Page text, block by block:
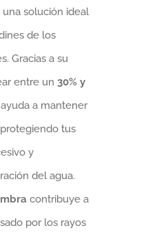
una solución ideal
de los
Gracias a su
entre un30% y
ayuda a mantener
tus
y
del agua.
contribuye a
por los rayos